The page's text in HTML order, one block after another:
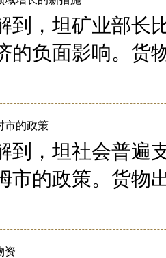
到，坦矿业部长
的负面影响。货
市的政策
到，坦社会普遍
市的政策。货物
资